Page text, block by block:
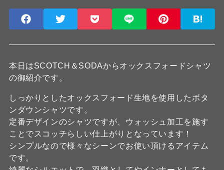
本日はSCOTCH＆SODAからオックスフォードシャツ
の御紹介です。
しっかりとしたオックスフォード生地を使用したボタ
ンダウンシャツです。
定番デザインのシャツですが、ウォッシュ加工を施す
ことでスコッチらしい仕上がりとなっています！
シンプルなので様々なシーンでお使い頂けるアイテム
です。